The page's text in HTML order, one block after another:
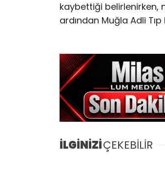
kaybettiği belirlenirken,
ardından Muğla Adli
İLGİNİZİÇEKEBİLİR